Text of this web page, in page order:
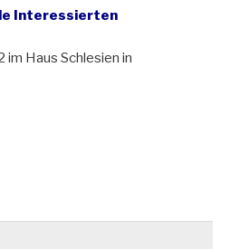
Interessierten
Haus Schlesien in